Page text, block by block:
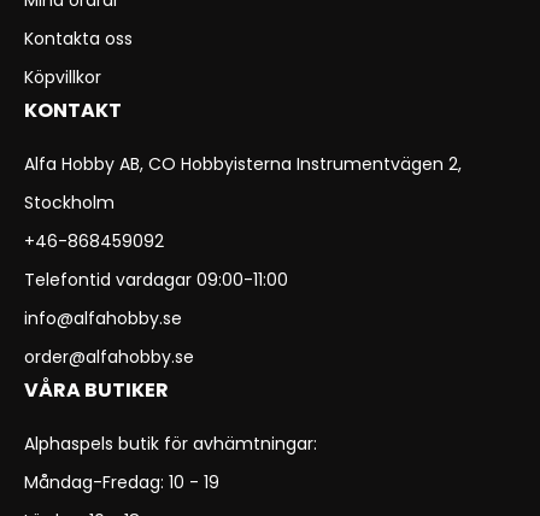
Kontakta oss
Köpvillkor
KONTAKT
Alfa Hobby AB, CO Hobbyisterna Instrumentvägen 2,
Stockholm
+46-868459092
Telefontid vardagar 09:00-11:00
info@alfahobby.se
order@alfahobby.se
VÅRA BUTIKER
Alphaspels butik för avhämtningar:
Måndag-Fredag: 10 - 19